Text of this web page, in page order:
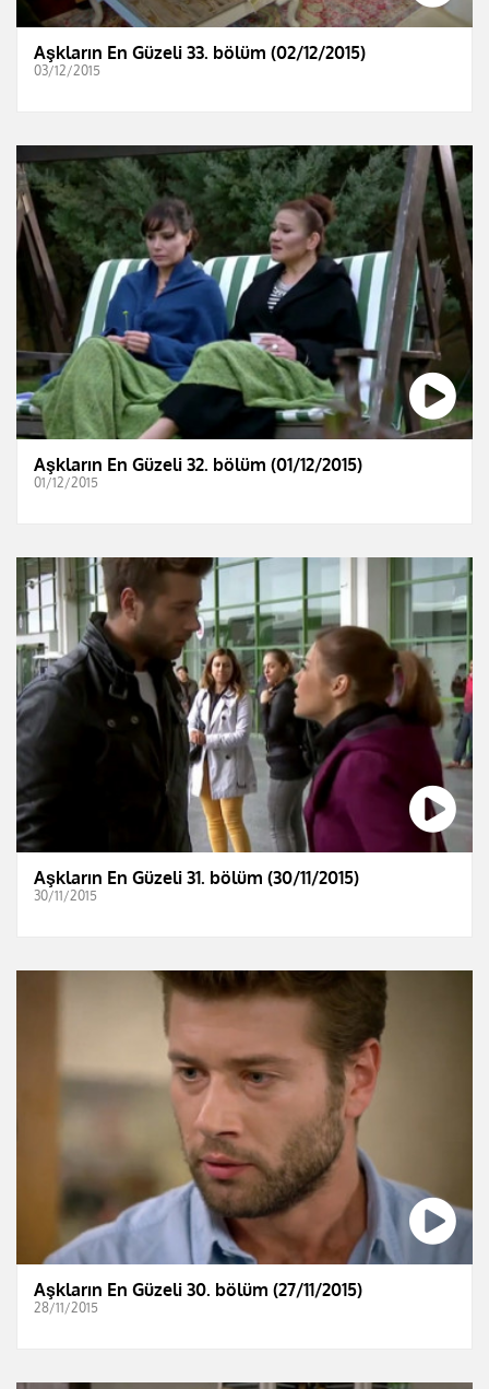
Aşkların En Güzeli 33. bölüm (02/12/2015)
03/12/2015
Aşkların En Güzeli 32. bölüm (01/12/2015)
01/12/2015
Aşkların En Güzeli 31. bölüm (30/11/2015)
30/11/2015
Aşkların En Güzeli 30. bölüm (27/11/2015)
28/11/2015